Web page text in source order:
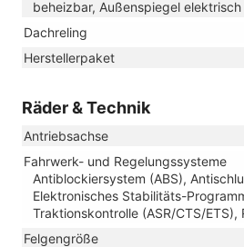
beheizbar, Außenspiegel
Dachreling
Herstellerpaket
Räder & Technik
Antriebsachse
Fahrwerk- und Regelungssysteme
Antiblockiersystem (ABS),
Elektronisches Stabilitäts-
Traktionskontrolle (ASR/CTS/
Felgengröße